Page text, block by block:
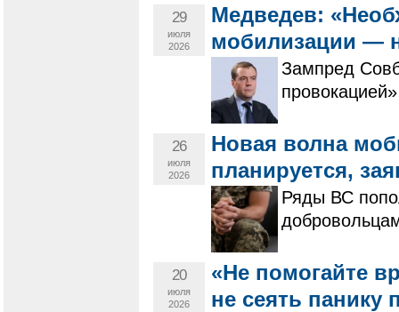
29
июля
2026
Медведев:
мобилизации —
Зампред
26
июля
2026
Новая волна
планируется,
Ряды ВС
20
июля
2026
«Не помогайте
не сеять панику